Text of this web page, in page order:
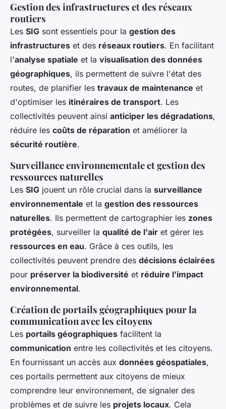
Gestion des infrastructures et des réseaux
routiers
Les SIG sont essentiels pour la gestion des
infrastructures et des réseaux routiers. En facilitant
l'analyse spatiale et la visualisation des données
géographiques, ils permettent de suivre l'état des
routes, de planifier les travaux de maintenance et
d'optimiser les itinéraires de transport. Les
collectivités peuvent ainsi anticiper les dégradations,
réduire les coûts de réparation et améliorer la
sécurité routière.
Surveillance environnementale et gestion des
ressources naturelles
Les SIG jouent un rôle crucial dans la surveillance
environnementale et la gestion des ressources
naturelles. Ils permettent de cartographier les zones
protégées, surveiller la qualité de l'air et gérer les
ressources en eau. Grâce à ces outils, les
collectivités peuvent prendre des décisions éclairées
pour préserver la biodiversité et réduire l'impact
environnemental.
Création de portails géographiques pour la
communication avec les citoyens
Les portails géographiques facilitent la
communication entre les collectivités et les citoyens.
En fournissant un accès aux données géospatiales,
ces portails permettent aux citoyens de mieux
comprendre leur environnement, de signaler des
problèmes et de suivre les projets locaux. Cela